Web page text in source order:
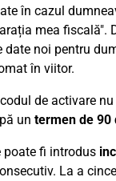
în cazul
mea fiscală".
date noi pentru
în viitor.
de activare
un termen de 90
poate fi introdus
La a